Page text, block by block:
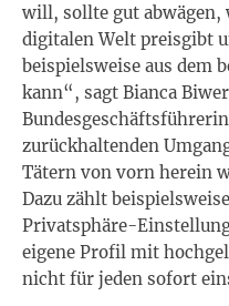
will, sollte gut abwägen,
digitalen Welt preisgibt
beispielsweise aus dem
kann“, sagt Bianca
zurückhaltenden
Tätern von vorn herein
Dazu zählt
Privatsphäre-
eigene Profil mit
nicht für jeden sofort